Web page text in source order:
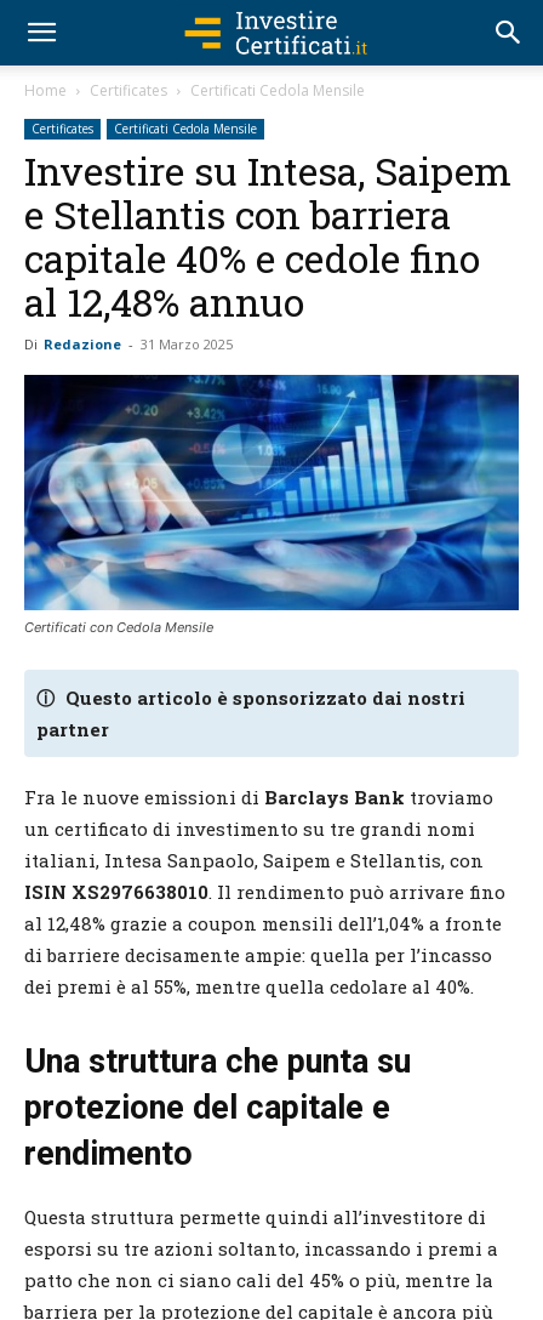
Home Certificates Certificati Cedola Mensile
Certificates Certificati Cedola Mensile
Investire su Intesa, Saipem
e Stellantis con barriera
capitale 40% e cedole fino
al 12,48% annuo
Di Redazione - 31 Marzo 2025
Certificati con Cedola Mensile
ⓘ Questo articolo è sponsorizzato dai nostri
partner
Fra le nuove emissioni di Barclays Bank troviamo
un certificato di investimento su tre grandi nomi
italiani, Intesa Sanpaolo, Saipem e Stellantis, con
ISIN XS2976638010. Il rendimento può arrivare fino
al 12,48% grazie a coupon mensili dell’1,04% a fronte
di barriere decisamente ampie: quella per l’incasso
dei premi è al 55%, mentre quella cedolare al 40%.
Una struttura che punta su
protezione del capitale e
rendimento
Questa struttura permette quindi all’investitore di
esporsi su tre azioni soltanto, incassando i premi a
patto che non ci siano cali del 45% o più, mentre la
barriera per la protezione del capitale è ancora più